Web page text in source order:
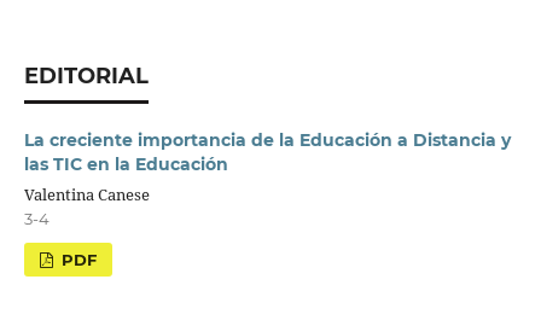
EDITORIAL
La creciente importancia de la Educación a Distancia y
las TIC en la Educación
Valentina Canese
3-4
PDF